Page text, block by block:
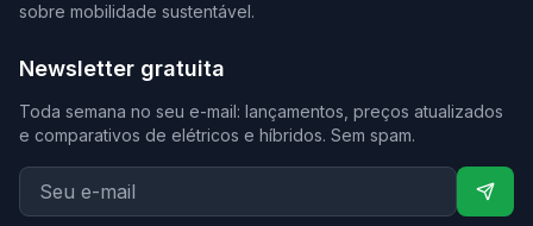
sobre mobilidade sustentável.
Newsletter gratuita
Toda semana no seu e-mail: lançamentos, preços atualizados
e comparativos de elétricos e híbridos. Sem spam.